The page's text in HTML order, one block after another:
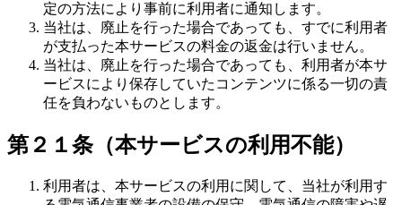
定の方法により事前に利用者に通知します。
当社は、廃止を行った場合であっても、すでに利用者
が支払った本サービスの料金の返金は行いません。
当社は、廃止を行った場合であっても、利用者が本サ
ービスにより保存していたコンテンツに係る一切の責
任を負わないものとします。
第２１条（本サービスの利用不能）
利用者は、本サービスの利用に関して、当社が利用す